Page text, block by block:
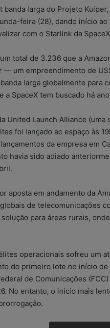
larga do Projeto
feira (28), dando início
com o Starlink da
total de 3.236 que a
um empreendimento de
larga globalmente para
SpaceX tem buscado há
United Launch Alliance
foi lançado ao espaço às
da empresa em
havia sido adiado
aposta em andamento da
de telecomunicações
para áreas rurais,
operacionais sofreu um
do primeiro lote no início
de Comunicações
No entanto, o início mais
de 2026
nos escritórios
solução improvisada